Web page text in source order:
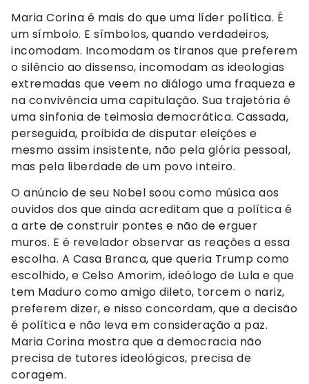
Maria Corina é mais do que uma líder política. É
um símbolo. E símbolos, quando verdadeiros,
incomodam. Incomodam os tiranos que preferem
o silêncio ao dissenso, incomodam as ideologias
extremadas que veem no diálogo uma fraqueza e
na convivência uma capitulação. Sua trajetória é
uma sinfonia de teimosia democrática. Cassada,
perseguida, proibida de disputar eleições e
mesmo assim insistente, não pela glória pessoal,
mas pela liberdade de um povo inteiro.
O anúncio de seu Nobel soou como música aos
ouvidos dos que ainda acreditam que a política é
a arte de construir pontes e não de erguer
muros. E é revelador observar as reações a essa
escolha. A Casa Branca, que queria Trump como
escolhido, e Celso Amorim, ideólogo de Lula e que
tem Maduro como amigo dileto, torcem o nariz,
preferem dizer, e nisso concordam, que a decisão
é política e não leva em consideração a paz.
Maria Corina mostra que a democracia não
precisa de tutores ideológicos, precisa de
coragem.